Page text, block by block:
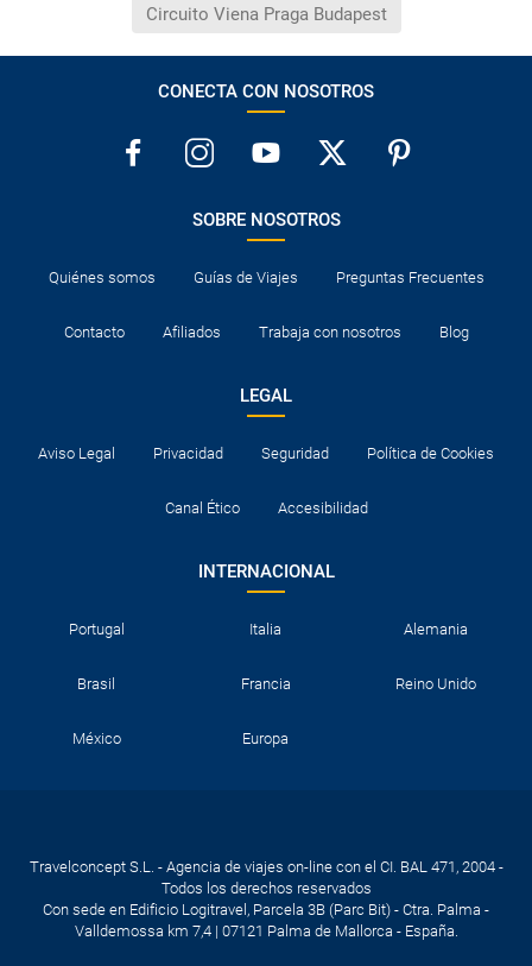
Circuito Viena Praga Budapest
CONECTA CON NOSOTROS
SOBRE NOSOTROS
Quiénes somos Guías de Viajes Preguntas Frecuentes
Contacto Afiliados Trabaja con nosotros Blog
LEGAL
Aviso Legal Privacidad Seguridad Política de Cookies
Canal Ético Accesibilidad
INTERNACIONAL
Portugal Italia Alemania
Brasil Francia Reino Unido
México Europa
Travelconcept S.L. - Agencia de viajes on-line con el CI. BAL 471, 2004 -
Todos los derechos reservados
Con sede en Edificio Logitravel, Parcela 3B (Parc Bit) - Ctra. Palma -
Valldemossa km 7,4 | 07121 Palma de Mallorca - España.